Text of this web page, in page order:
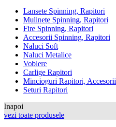
Lansete Spinning, Rapitori
Mulinete Spinning, Rapitori
Fire Spinning, Rapitori
Accesorii Spinning, Rapitori
Naluci Soft
Naluci Metalice
Voblere
Carlige Rapitori
Mincioguri Rapitori, Accesorii
Seturi Rapitori
Inapoi
vezi toate produsele